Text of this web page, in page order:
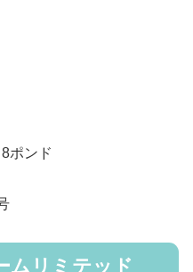
ポンド
ムリミテッド